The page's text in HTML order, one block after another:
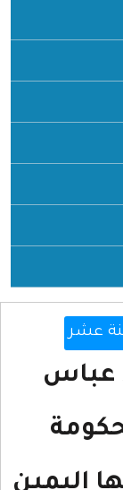
عشر
عباس
اليمين